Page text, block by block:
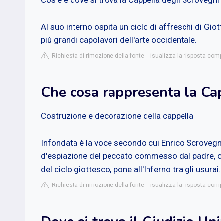
Al suo interno ospita un ciclo di affreschi di
più grandi capolavori dell'arte occidentale.
Richiesta di rimozione della fonte isualizza la risposta
Che cosa rappresenta la
Costruzione e decorazione della cappella
Infondata è la voce secondo cui Enrico
d'espiazione del peccato commesso dal padre,
del ciclo giottesco, pone all'Inferno tra gli usurai.
Richiesta di rimozione della fonte isualizza la risposta